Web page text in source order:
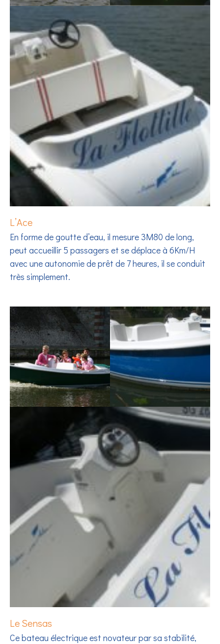
L’Ace
En forme de goutte d’eau, il mesure 3M80 de long,
peut accueillir 5 passagers et se déplace à 6Km/H
avec une autonomie de prêt de 7 heures, il se conduit
très simplement.
Le Sensas
Ce bateau électrique est novateur par sa stabilité,